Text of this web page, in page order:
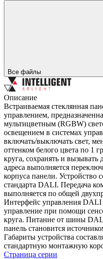
Все файлы
Описание
Встраиваемая стеклянная
управлением,
мультицветным (RGBW)
освещением в системах
включать/выключать свет,
оттенком белого цвета по 1
круга, сохранять и вызывать
адреса выполняется
корпуса панели. Устройство
стандарта DALI. Передача
выполняется по общей
Интерфейс управления
управление при помощи
круга. Питание от шины
панель становится
Габариты устройства
стандартную монтажную
Страница серии